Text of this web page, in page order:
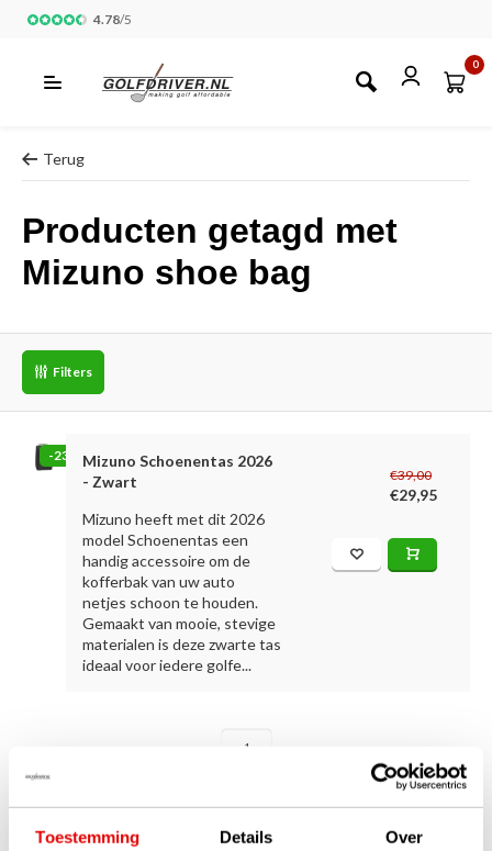
Toestemming Details Over
4.78/5
0
Terug
Producten getagd met
Mizuno shoe bag
Filters
-23%
Mizuno Schoenentas 2026
- Zwart
Mizuno heeft met dit 2026
model Schoenentas een
handig accessoire om de
kofferbak van uw auto
netjes schoon te houden.
Gemaakt van mooie, stevige
materialen is deze zwarte tas
ideaal voor iedere golfe...
€39,00
€29,95
1